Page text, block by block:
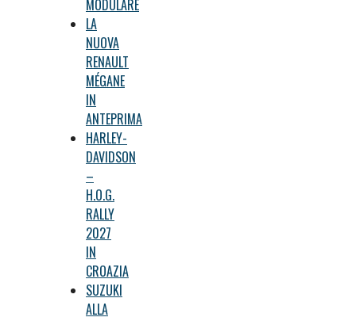
MODULARE
LA
NUOVA
RENAULT
MÉGANE
IN
ANTEPRIMA
HARLEY-
DAVIDSON
–
H.O.G.
RALLY
2027
IN
CROAZIA
SUZUKI
ALLA